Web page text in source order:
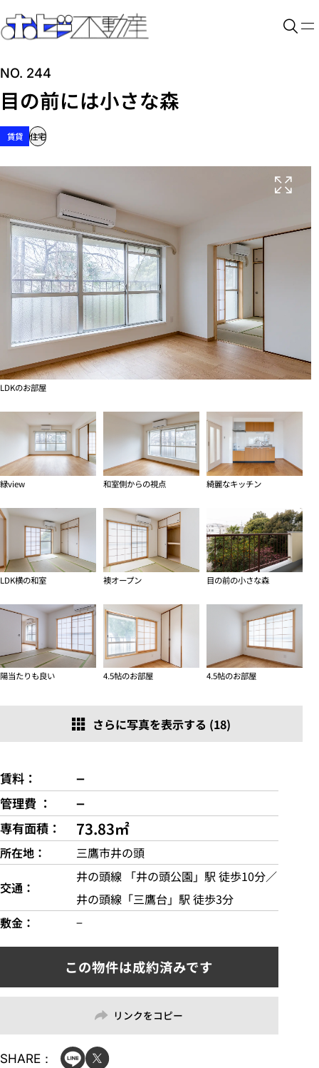
NO. 244
目の前には小さな森
賃貸 住宅
LDKのお部屋
緑view 和室側からの視点 綺麗なキッチン
LDK横の和室 襖オープン 目の前の小さな森
陽当たりも良い 4.5帖のお部屋 4.5帖のお部屋
さらに写真を表示する (18)
賃料 −
管理費 −
専有面積 73.83㎡
所在地 三鷹市井の頭
交通
井の頭線 「井の頭公園」駅 徒歩10分／
井の頭線「三鷹台」駅 徒歩3分
敷金
−
リンクをコピー
SHARE：